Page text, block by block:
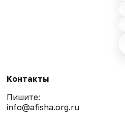
Контакты
Пишите:
info@afisha.org.ru